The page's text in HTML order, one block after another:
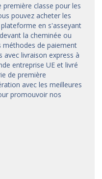
classe pour les
pouvez acheter les
en s'asseyant
la cheminée ou
méthodes de paiement
livraison express à
entreprise UE et livré
de première
avec les meilleures
promouvoir nos